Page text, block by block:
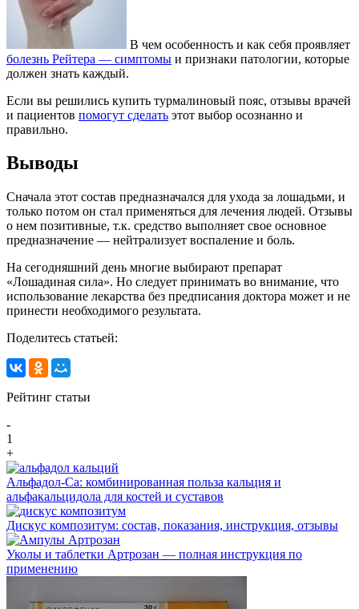
В чем особенность и как себя проявляет
болезнь Рейтера — симптомы и признаки патологии, которые
должен знать каждый.
Если вы решились купить турмалиновый пояс, отзывы врачей
и пациентов помогут сделать этот выбор осознанно и
правильно.
Выводы
Сначала этот состав предназначался для ухода за лошадьми, и
только потом он стал применяться для лечения людей. Отзывы
о нем позитивные, т.к. средство выполняет свое основное
предназначение — нейтрализует воспаление и боль.
На сегодняшний день многие выбирают препарат
«Лошадиная сила». Но следует принимать во внимание, что
использование лекарства без предписания доктора может и не
принести необходимого результата.
Поделитесь статьей:
Рейтинг статьи
-
1
+
Альфадол-Са: комбинированная польза кальция и
альфакальцидола для костей и суставов
Дискус композитум: состав, показания, инструкция, отзывы
Уколы и таблетки Артрозан — полная инструкция по
применению